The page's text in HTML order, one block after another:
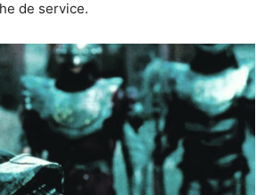
de service.